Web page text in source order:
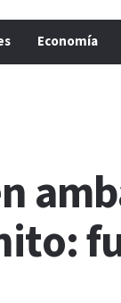
Economía